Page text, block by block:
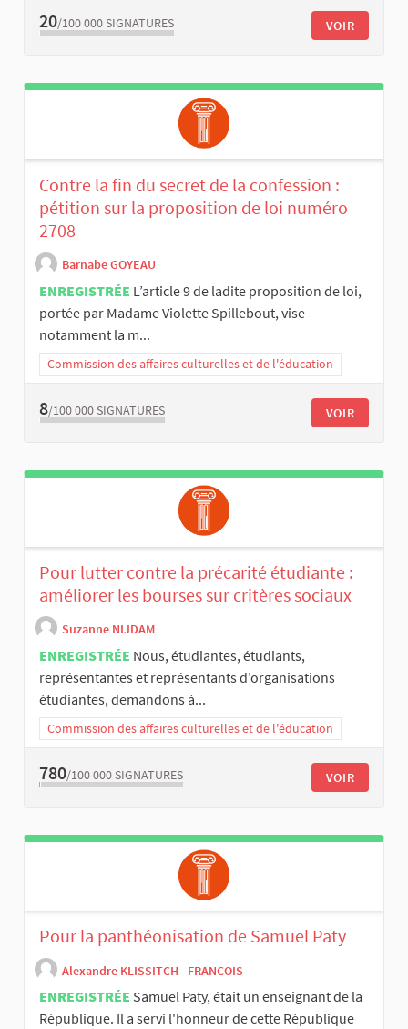
20/100 000 SIGNATURES VOIR
Contre la fin du secret de la confession :
pétition sur la proposition de loi numéro
2708
Barnabe GOYEAU
ENREGISTRÉE L’article 9 de ladite proposition de loi,
portée par Madame Violette Spillebout, vise
notamment la m...
Commission des affaires culturelles et de l'éducation
8/100 000 SIGNATURES VOIR
Pour lutter contre la précarité étudiante :
améliorer les bourses sur critères sociaux
Suzanne NIJDAM
ENREGISTRÉE Nous, étudiantes, étudiants,
représentantes et représentants d’organisations
étudiantes, demandons à...
Commission des affaires culturelles et de l'éducation
780/100 000 SIGNATURES VOIR
Pour la panthéonisation de Samuel Paty
Alexandre KLISSITCH--FRANCOIS
ENREGISTRÉE Samuel Paty, était un enseignant de la
République. Il a servi l'honneur de cette République